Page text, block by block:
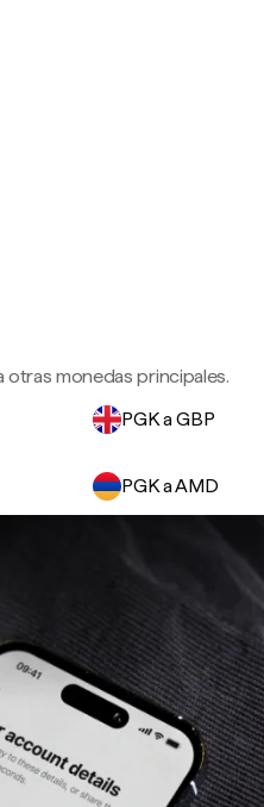
monedas principales.
PGK a GBP
PGK a AMD